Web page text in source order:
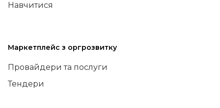
Навчитися
Маркетплейс з оргрозвитку
Провайдери та послуги
Тендери